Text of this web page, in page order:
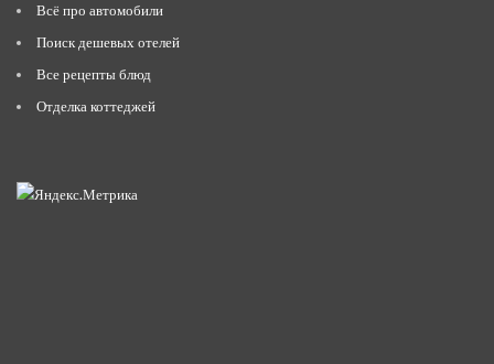
Всё про автомобили
Поиск дешевых отелей
Все рецепты блюд
Отделка коттеджей